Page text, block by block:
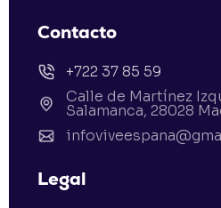
Contacto
+722 37 85 59
Calle de Martínez
Salamanca, 28028
Legal